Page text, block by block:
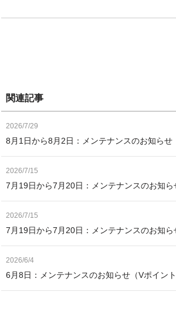
関連記事
2026/7/29
8月1日から8月2日：メンテナンスのお知らせ
2026/7/15
7月19日から7月20日：メンテナンスのお知ら
2026/7/15
7月19日から7月20日：メンテナンスのお知ら
2026/6/4
6月8日：メンテナンスのお知らせ（Vポイント